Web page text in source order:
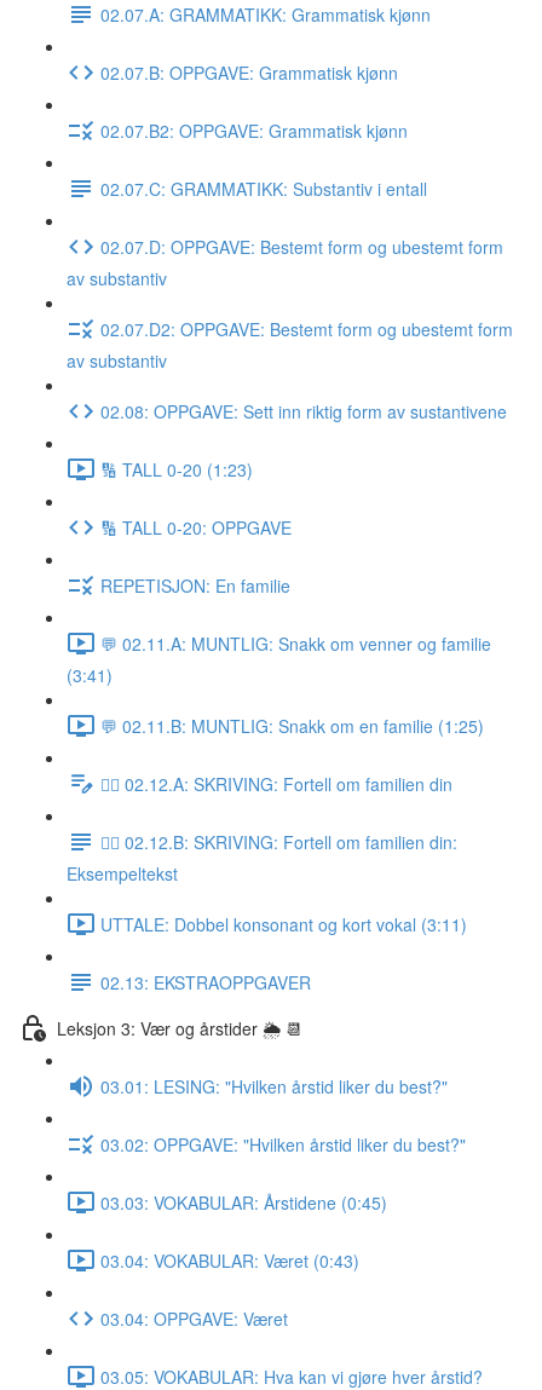
02.07.A: GRAMMATIKK: Grammatisk kjønn
02.07.B: OPPGAVE: Grammatisk kjønn
02.07.B2: OPPGAVE: Grammatisk kjønn
02.07.C: GRAMMATIKK: Substantiv i entall
02.07.D: OPPGAVE: Bestemt form og ubestemt form
av substantiv
02.07.D2: OPPGAVE: Bestemt form og ubestemt form
av substantiv
02.08: OPPGAVE: Sett inn riktig form av sustantivene
🔢 TALL 0-20 (1:23)
🔢 TALL 0-20: OPPGAVE
REPETISJON: En familie
💬 02.11.A: MUNTLIG: Snakk om venner og familie
(3:41)
💬 02.11.B: MUNTLIG: Snakk om en familie (1:25)
✍🏼 02.12.A: SKRIVING: Fortell om familien din
✍🏼 02.12.B: SKRIVING: Fortell om familien din:
Eksempeltekst
UTTALE: Dobbel konsonant og kort vokal (3:11)
02.13: EKSTRAOPPGAVER
Leksjon 3: Vær og årstider 🌦 📆
03.01: LESING: "Hvilken årstid liker du best?"
03.02: OPPGAVE: "Hvilken årstid liker du best?"
03.03: VOKABULAR: Årstidene (0:45)
03.04: VOKABULAR: Været (0:43)
03.04: OPPGAVE: Været
03.05: VOKABULAR: Hva kan vi gjøre hver årstid?